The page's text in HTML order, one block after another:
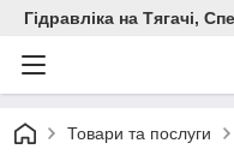
Гідравліка на Тягачі,
Товари та послуги